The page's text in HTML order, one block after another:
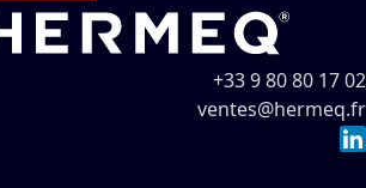
+33 9 80 80 17 02
ventes@hermeq.fr